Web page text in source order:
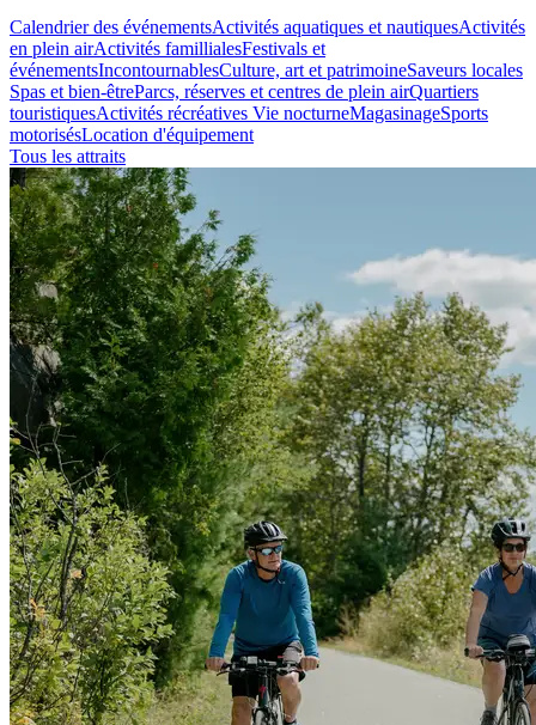
Calendrier des événementsActivités aquatiques et nautiquesActivités
en plein airActivités famillialesFestivals et
événementsIncontournablesCulture, art et patrimoineSaveurs locales
Spas et bien-êtreParcs, réserves et centres de plein airQuartiers
touristiquesActivités récréatives Vie nocturneMagasinageSports
motorisésLocation d'équipement
Tous les attraits